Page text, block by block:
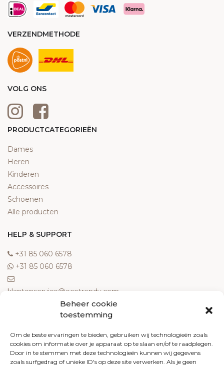
Beheer cookie
toestemming
Om de beste ervaringen te bieden, gebruiken wij technologieën zoals
cookies om informatie over je apparaat op te slaan en/of te raadplegen.
Door in te stemmen met deze technologieën kunnen wij gegevens
zoals surfgedrag of unieke ID's op deze site verwerken. Als je geen
VERZENDMETHODE
VOLG ONS
PRODUCTCATEGORIEËN
Dames
Heren
Kinderen
Accessoires
Schoenen
Alle producten
HELP & SUPPORT
‎+31 85 060 6578
‎+31 85 060 6578
klantenservice@ecotrendy.com
Meest gestelde vragen
Contact
Algemene voorwaarden